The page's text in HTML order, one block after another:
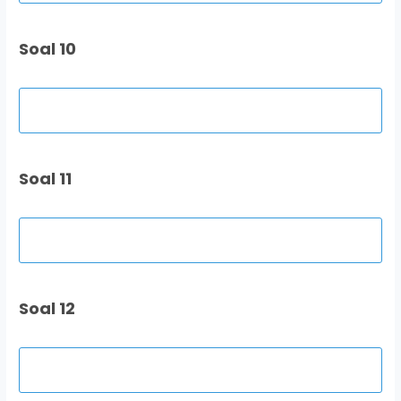
Soal 10
Soal 11
Soal 12